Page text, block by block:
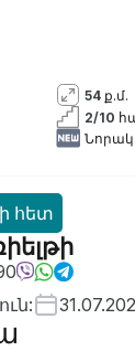
54 ք.մ.
2/10
հետ
: